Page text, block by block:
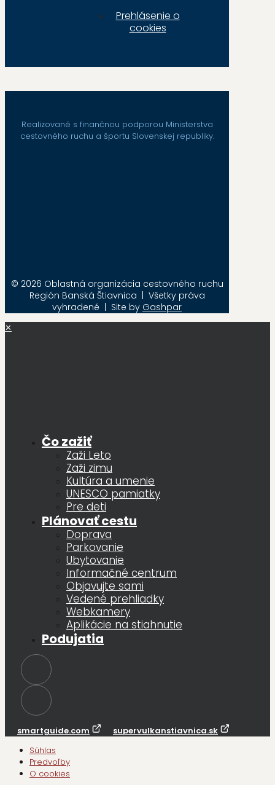
Prehlásenie o
cookies
Realizované s finančnou podporou Ministerstva
cestovného ruchu a športu Slovenskej republiky.
© 2026 Oblastná organizácia cestovného ruchu
Región Banská Štiavnica | Všetky práva
vyhradené | Site by Gashpar
✕
Čo zažiť
Zaži Leto
Zaži zimu
Kultúra a umenie
UNESCO pamiatky
Pre deti
Plánovať cestu
Doprava
Parkovanie
Ubytovanie
Informačné centrum
Objavujte sami
Vedené prehliadky
Webkamery
Aplikácie na stiahnutie
Podujatia
smartguide.com
supervulkanstiavnica.sk
Súhlas
Predvoľby
O cookies